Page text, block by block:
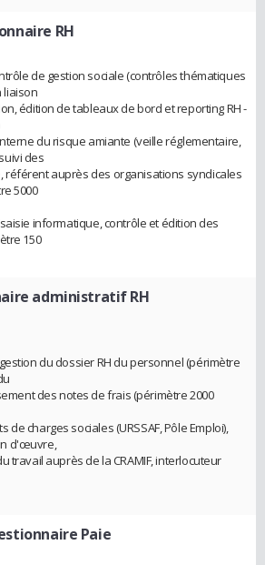
RH
de gestion sociale (contrôles thématiques
liaison
édition de tableaux de bord et reporting RH -
du risque amiante (veille réglementaire,
des
référent auprès des organisations syndicales
5000
informatique, contrôle et édition des
150
administratif RH
du dossier RH du personnel (périmètre
des notes de frais (périmètre 2000
charges sociales (URSSAF, Pôle Emploi),
d'œuvre,
travail auprès de la CRAMIF, interlocuteur
Paie